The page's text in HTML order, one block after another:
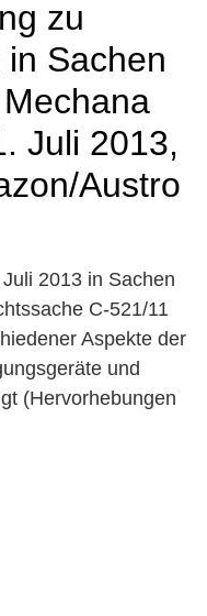
zu
Sachen
Juli 2013,
Austro
2013 in Sachen
C‑521/11
Aspekte der
und
(Hervorhebungen